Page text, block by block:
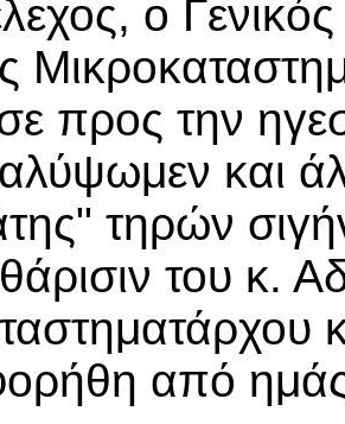
ο
προς την
και
τηρών
του κ.
από ημάς